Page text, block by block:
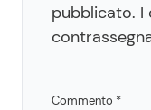
pubblicato. I
Commento *